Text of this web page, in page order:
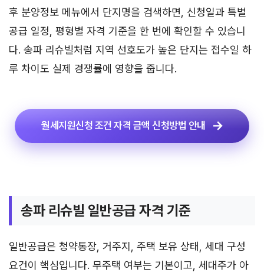
후 분양정보 메뉴에서 단지명을 검색하면, 신청일과 특별
공급 일정, 평형별 자격 기준을 한 번에 확인할 수 있습니
다. 송파 리슈빌처럼 지역 선호도가 높은 단지는 접수일 하
루 차이도 실제 경쟁률에 영향을 줍니다.
월세지원신청 조건 자격 금액 신청방법 안내
송파 리슈빌 일반공급 자격 기준
일반공급은 청약통장, 거주지, 주택 보유 상태, 세대 구성
요건이 핵심입니다. 무주택 여부는 기본이고, 세대주가 아